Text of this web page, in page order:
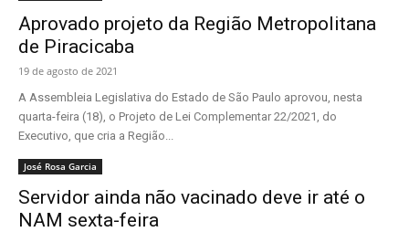
Aprovado projeto da Região Metropolitana
de Piracicaba
19 de agosto de 2021
A Assembleia Legislativa do Estado de São Paulo aprovou, nesta
quarta-feira (18), o Projeto de Lei Complementar 22/2021, do
Executivo, que cria a Região...
José Rosa Garcia
Servidor ainda não vacinado deve ir até o
NAM sexta-feira